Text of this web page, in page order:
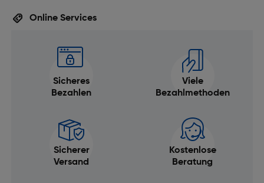
Online Services
Sicheres
Bezahlen
Viele
Bezahlmethoden
Sicherer
Versand
Kostenlose
Beratung